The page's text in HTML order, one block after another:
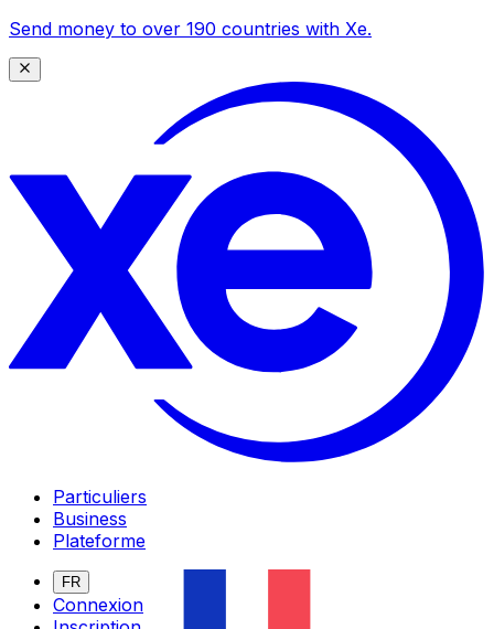
Send money to over 190 countries with Xe.
Particuliers
Business
Plateforme
FR
Connexion